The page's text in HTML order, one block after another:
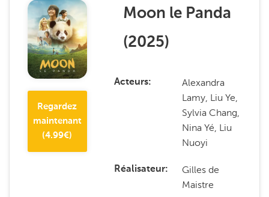
Regardez
maintenant
(4.99€)
Moon le Panda
(2025)
Acteurs
Alexandra
Lamy, Liu Ye,
Sylvia Chang,
Nina Yé, Liu
Nuoyi
Réalisateur
Gilles de
Maistre